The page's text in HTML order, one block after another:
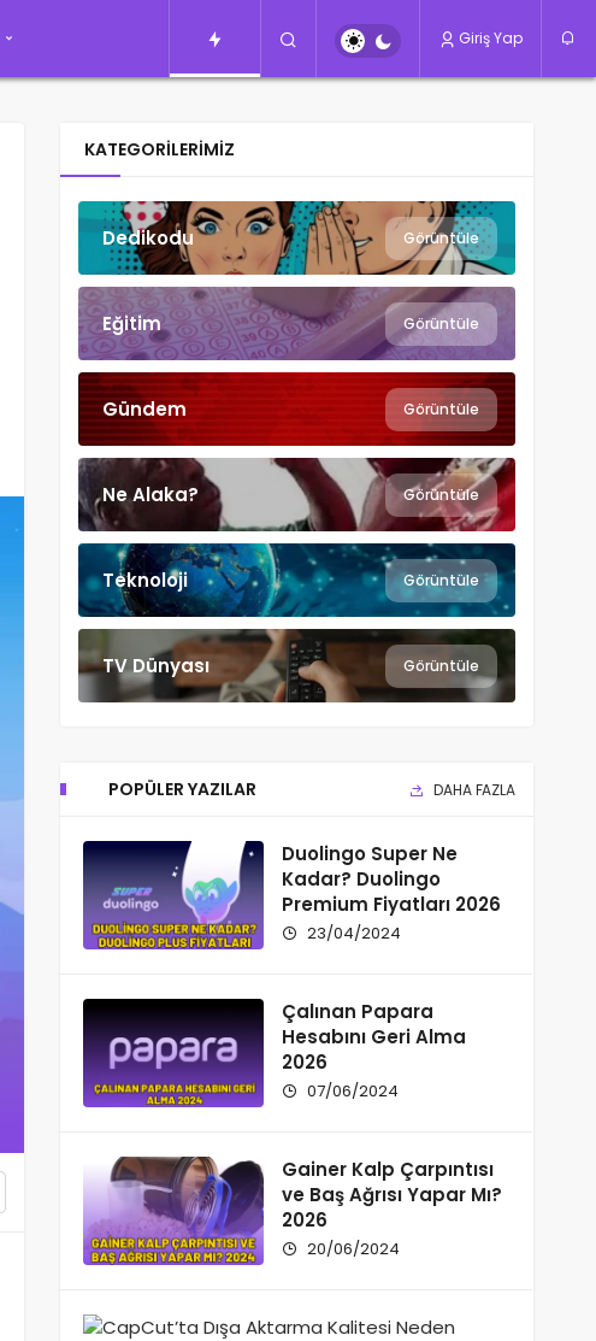
Giriş Yap
KATEGORILERIMIZ
Dedikodu Görüntüle
Eğitim Görüntüle
Gündem Görüntüle
Ne Alaka? Görüntüle
Teknoloji Görüntüle
TV Dünyası Görüntüle
POPÜLER YAZILAR DAHA FAZLA
Duolingo Super Ne
Kadar? Duolingo
Premium Fiyatları 2026
23/04/2024
Çalınan Papara
Hesabını Geri Alma
2026
07/06/2024
Gainer Kalp Çarpıntısı
ve Baş Ağrısı Yapar Mı?
2026
20/06/2024